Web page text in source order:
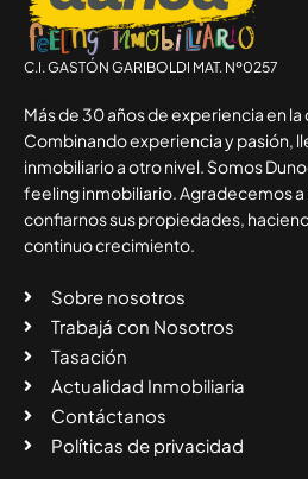
C.I. GASTÓN GARIBOLDI MAT. Nº0257
Más de 30 años de experiencia en
Combinando experiencia y pasión,
inmobiliario a otro nivel. Somos
feeling inmobiliario. Agradecemos
confiarnos sus propiedades,
continuo crecimiento.
Sobre nosotros
Trabajá con Nosotros
Tasación
Actualidad Inmobiliaria
Contáctanos
Políticas de privacidad